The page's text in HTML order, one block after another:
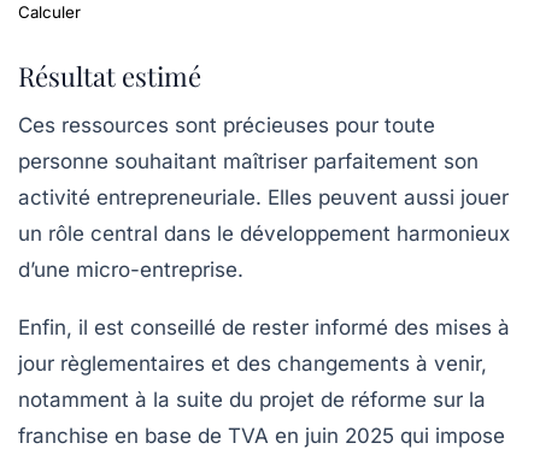
Calculer
Résultat estimé
Ces ressources sont précieuses pour toute
personne souhaitant maîtriser parfaitement son
activité entrepreneuriale. Elles peuvent aussi jouer
un rôle central dans le développement harmonieux
d’une micro-entreprise.
Enfin, il est conseillé de rester informé des mises à
jour règlementaires et des changements à venir,
notamment à la suite du projet de réforme sur la
franchise en base de TVA en juin 2025 qui impose